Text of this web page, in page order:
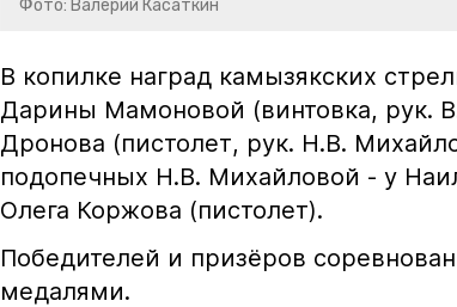
Фото: Валерий Касаткин
В копилке наград камызякских
Дарины Мамоновой (винтовка, рук.
Дронова (пистолет, рук. Н.В.
подопечных Н.В. Михайловой - у
Олега Коржова (пистолет).
Победителей и призёров
медалями.